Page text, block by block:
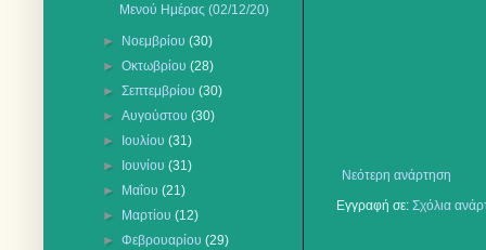
Νεότερη ανάρτηση
Εγγραφή σε: Σχόλια
Μενού Ημέρας (02/12/20)
► Νοεμβρίου(30)
►Οκτωβρίου(28)
►Σεπτεμβρίου(30)
►Αυγούστου(30)
►
Ιουλίου(31)
►
Ιουνίου(31)
►
Μαΐου(21)
►
Μαρτίου(12)
►Φεβρουαρίου(29)